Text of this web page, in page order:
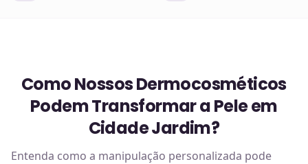
Como Nossos Dermocosméticos
Podem Transformar a Pele em
Cidade Jardim?
Entenda como a manipulação personalizada pode